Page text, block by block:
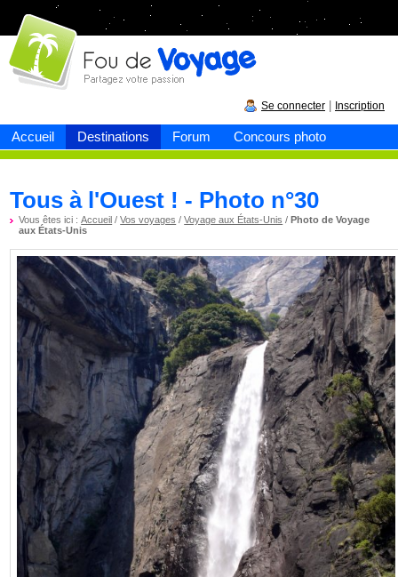
Accueil Destinations Forum Concours photo
Fou devoyage
Se connecter Inscription
Tous à l'Ouest ! - Photo n°30
Vous êtes ici :Accueil /Vos voyages /Voyage aux États-Unis /Photo de Voyage
aux États-Unis